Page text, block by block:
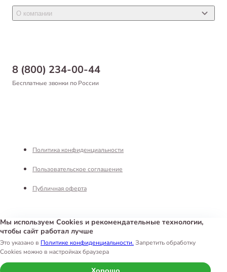
8 (800) 234-00-44
Бесплатные звонки по России
Товары для птиц
Новости
Самовывоз
Оформление заказа
О компании
Благотворительный фонд
Реквизиты
Интернет-магазин «Белый Кролик»
Политика конфиденциальности
Пользовательское соглашение
Публичная оферта
Мы используем Cookies и рекомендательные технологии,
чтобы сайт работал лучше
Это указано в Политике конфиденциальности. Запретить обработку
Cookies можно в настройках браузера
Хорошо